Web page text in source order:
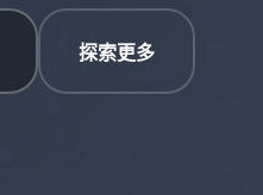
探索更多